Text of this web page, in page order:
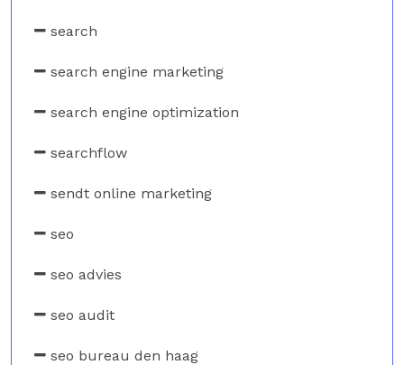
search
search engine marketing
search engine optimization
searchflow
sendt online marketing
seo
seo advies
seo audit
seo bureau den haag